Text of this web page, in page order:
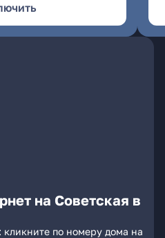
на Советская в
по номеру дома на